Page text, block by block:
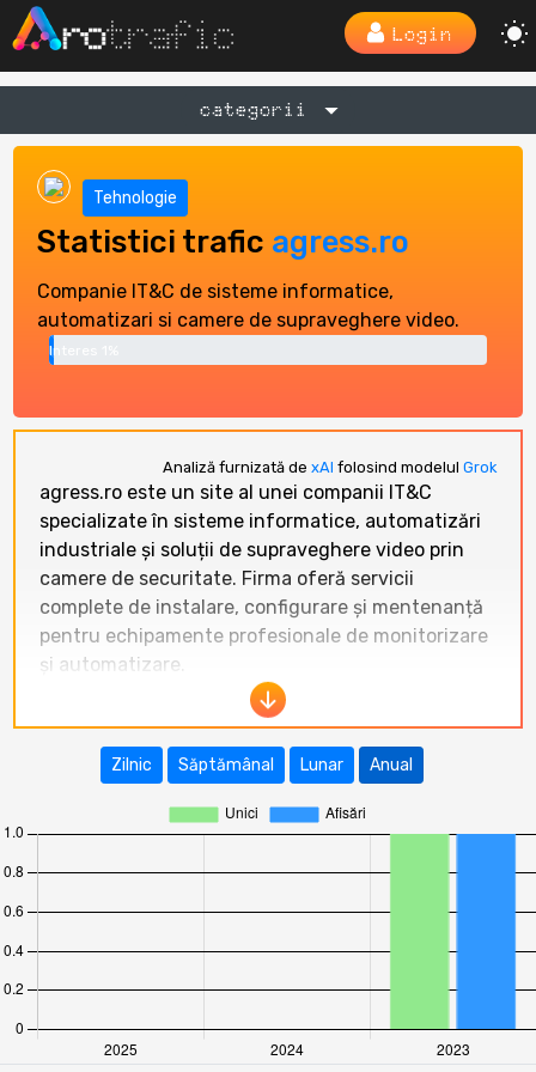
Login
categorii
Tehnologie
Statistici trafic agress.ro
Companie IT&C de sisteme informatice,
automatizari si camere de supraveghere video.
Interes 1%
Analiză furnizată de xAI folosind modelul Grok
agress.ro este un site al unei companii IT&C
specializate în sisteme informatice, automatizări
industriale și soluții de supraveghere video prin
camere de securitate. Firma oferă servicii
complete de instalare, configurare și mentenanță
pentru echipamente profesionale de monitorizare
și automatizare.
În ultimele 12 luni, site-ulagress.ro
zero trafic. Atât numărul de vizitatori unici, cât
și numărul de afișări au fost 0 în fiecare lună din
tendință indică o absență completă a vizitatorilor
posibil nefuncțional/online de puțin timp.
Tehnologie,agress.rose situează pe ultimul loc,
gadget.ro
(peste 500.000 vizitatori unici/lună în
Zilnic Săptămânal Lunar Anual